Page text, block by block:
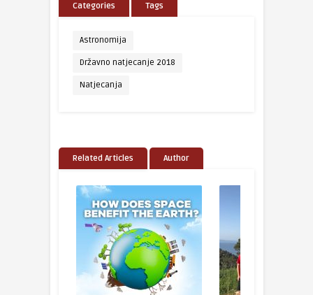
Categories Tags
Astronomija
Državno natjecanje 2018
Natjecanja
Related Articles Author